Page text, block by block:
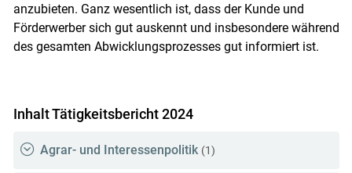
anzubieten. Ganz wesentlich ist, dass der Kunde und
Förderwerber sich gut auskennt und insbesondere während
des gesamten Abwicklungsprozesses gut informiert ist.
Inhalt Tätigkeitsbericht 2024
Agrar- und Interessenpolitik (1)